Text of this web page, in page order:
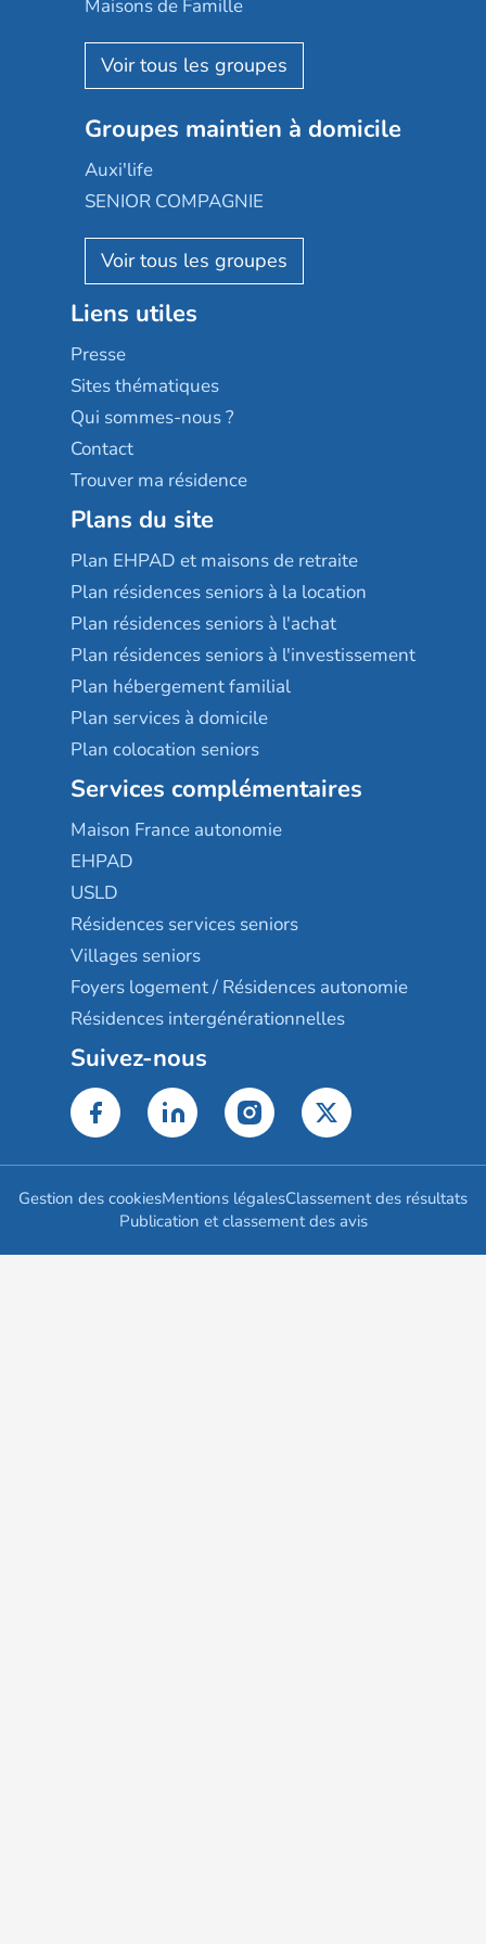
Aquarelia
Nexity edenea
Les jardins d'Arcadie
Occitalia
Appartseniors
Reseda
Stella management
Les villages d'or
Sérénys
Résidences services Villa Médicis
Maisons de Famille
Korian
Emera
Groupe SOS
Le Noble Âge
Almage
Résidalya
Groupe aplus
Groupes maintien à domicile
Auxi'life
SENIOR COMPAGNIE
AGE D'OR Services
Liens utiles
Presse
Sites thématiques
Qui sommes-nous ?
Contact
Trouver ma résidence
Plans du site
Plan EHPAD et maisons de retraite
Plan résidences seniors à la location
Plan résidences seniors à l'achat
Plan résidences seniors à l'investissement
Plan hébergement familial
Plan services à domicile
Plan colocation seniors
Services complémentaires
Maison France autonomie
EHPAD
USLD
Résidences services seniors
Villages seniors
Foyers logement / Résidences autonomie
Résidences intergénérationnelles
Suivez-nous
Gestion des cookiesMentions légalesClassement des résultats
Publication et classement des avis